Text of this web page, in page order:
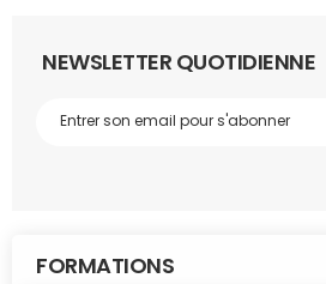
NEWSLETTER QUOTIDIENNE
FORMATIONS